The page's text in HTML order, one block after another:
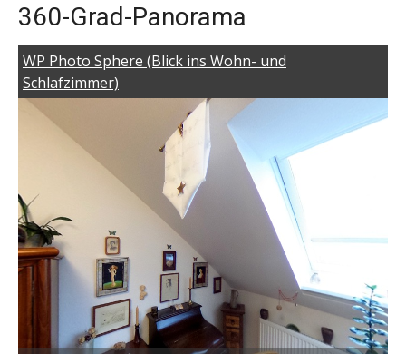
360-Grad-Panorama
WP Photo Sphere (Blick ins Wohn- und
Schlafzimmer)